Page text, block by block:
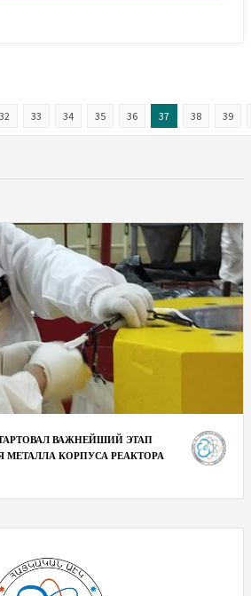
32 33 34 35 36 37 38 39
ВАЖНЕЙШИЙ ЭТАП
КОРПУСА РЕАКТОРА